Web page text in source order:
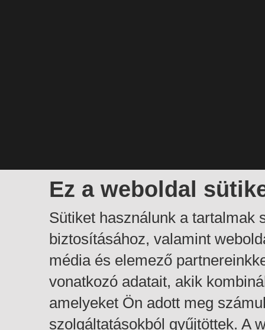
Ez a weboldal
Sütiket használunk a tartalmak
biztosításához, valamint
média és elemező
vonatkozó adatait, akik
amelyeket Ön adott meg
szolgáltatásokból gyűjtöttek. A